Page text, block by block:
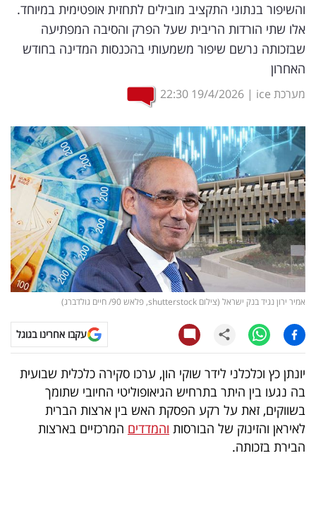
שיווק
ופרסום
משפט
ומחקרים
דעות
רכילות
עסקית
קריפטו
ויראלי
עסקי
ספורט
קריירה
ולימודים
והשיפור בנתוני התקציב מובילים לתחזית אופטימית במיוחד.
אלו שתי הורדות הריבית שעל הפרק והסיבה המפתיעה
שבזכותה נרשם שיפור משמעותי בהכנסות המדינה בחודש
האחרון
מערכת ice |
19/4/2026
22:30
אמיר ירון נגיד בנק ישראל (צילום shutterstock, פלאש 90/ חיים גולדברג)
עקבו אחרינו בגוגל
יונתן כץ וכלכלני לידר שוקי הון, ערכו סקירה כלכלית שבועית
בה נגעו בין היתר בתרחיש הגיאופוליטי החיובי שתומך
בשווקים, זאת על רקע הפסקת האש בין ארצות הברית
לאיראן והזינוק של הבורסות והמדדים המרכזיים בארצות
הבירת בזכותה.